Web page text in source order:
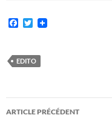
F
b
o
T
t
e
EDITO
Navigation
ARTICLE PRÉCÉDENT